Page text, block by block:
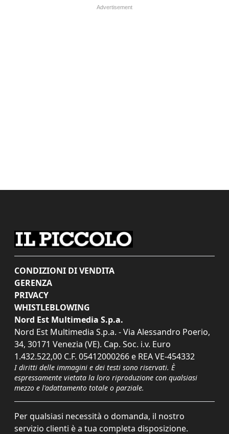
CONDIZIONI DI VENDITA
GERENZA
PRIVACY
WHISTLEBLOWING
Nord Est Multimedia S.p.a.
Nord Est Multimedia S.p.a. - Via Alessandro Poerio,
34, 30171 Venezia (VE). Cap. Soc. i.v. Euro
1.432.522,00 C.F. 05412000266 e REA VE-454332
I diritti delle immagini e dei testi sono riservati. È
espressamente vietata la loro riproduzione con qualsiasi
mezzo e l'adattamento totale o parziale.
Per qualsiasi necessità o domanda, il nostro
servizio clienti è a tua completa disposizione.